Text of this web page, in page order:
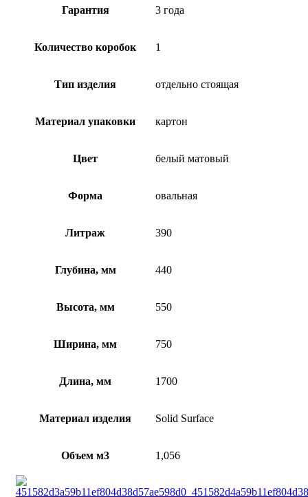
Гарантия 3 года
Количество коробок 1
Тип изделия отдельно стоящая
Материал упаковки картон
Цвет белый матовый
Форма овальная
Литраж 390
Глубина, мм 440
Высота, мм 550
Ширина, мм 750
Длина, мм 1700
Материал изделия Solid Surface
Объем м3 1,056